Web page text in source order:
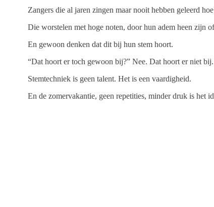
Zangers die al jaren zingen maar nooit hebben geleerd
Die worstelen met hoge noten, door hun adem heen zijn
En gewoon denken dat dit bij hun stem hoort.
“Dat hoort er toch gewoon bij?” Nee. Dat hoort er niet bij.
Stemtechniek is geen talent. Het is een vaardigheid.
En de zomervakantie, geen repetities, minder druk is het